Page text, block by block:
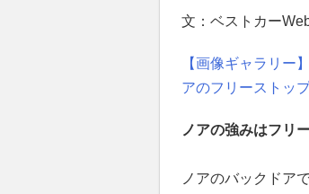
文：ベストカー
【画像ギャラリー
アのフリーストッ
ノアの強みはフリ
ノアのバックドア